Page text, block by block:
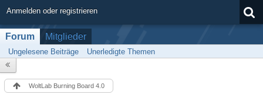
Anmelden oder registrieren
Forum Mitglieder
Ungelesene Beiträge Unerledigte Themen
WoltLab Burning Board 4.0